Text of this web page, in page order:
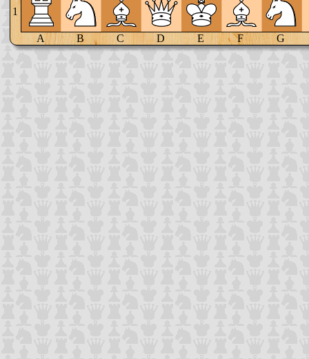
1
A B C D E F G